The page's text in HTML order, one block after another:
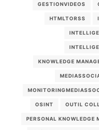
GESTIONVIDEOS
HTMLTORSS
KNOWLEDGE
OSINT OUTIL
PERSONAL KNOWLEDGE